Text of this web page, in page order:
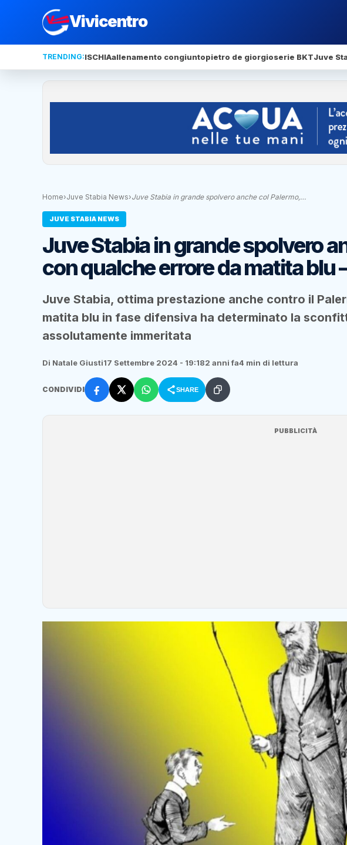
Vivicentro
TRENDING:ISCHIAallenamento congiuntopietro de giorgioserie BKTJuve
Home›Juve Stabia News›Juve Stabia in grande spolvero anche col Palermo,…
JUVE STABIA NEWS
Juve Stabia in grande spolvero
con qualche errore da matita blu
Juve Stabia, ottima prestazione anche contro il
matita blu in fase difensiva ha determinato la
assolutamente immeritata
Di Natale Giusti17 Settembre 2024 - 19:182 anni fa4 min di lettura
CONDIVIDI SHARE
PUBBLICITÀ